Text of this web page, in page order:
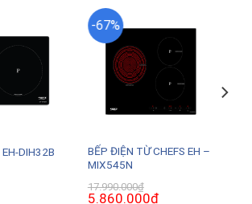
DIH32B
-67%
BẾP ĐIỆN TỪ CHEFS EH –
MIX545N
17.990.000₫
Giá
5.860.000₫Giá